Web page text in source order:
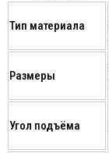
Тип материала
Размеры
Угол подъёма